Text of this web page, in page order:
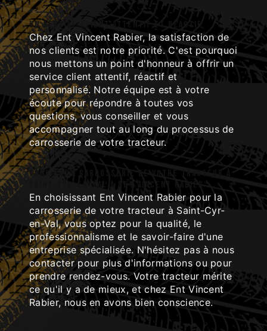
Un service client attentif et réactif
Chez Ent Vincent Rabier, la satisfaction de
nos clients est notre priorité. C'est pourquoi
nous mettons un point d'honneur à offrir un
service client attentif, réactif et
personnalisé. Notre équipe est à votre
écoute pour répondre à toutes vos
questions, vous conseiller et vous
accompagner tout au long du processus de
carrosserie de votre tracteur.
Confiez la carrosserie de votre tracteur à
En choisissant Ent Vincent Rabier pour la
carrosserie de votre tracteur à Saint-Cyr-
en-Val, vous optez pour la qualité, le
professionnalisme et le savoir-faire d'une
entreprise spécialisée. N'hésitez pas à nous
contacter pour plus d'informations ou pour
prendre rendez-vous. Votre tracteur mérite
ce qu'il y a de mieux, et chez Ent Vincent
Rabier, nous en avons bien conscience.